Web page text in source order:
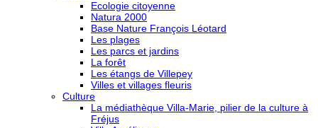
Ecologie citoyenne
Natura 2000
Base Nature François Léotard
Les plages
Les parcs et jardins
La forêt
Les étangs de Villepey
Villes et villages fleuris
Culture
La médiathèque Villa-Marie, pilier de la culture à
Fréjus